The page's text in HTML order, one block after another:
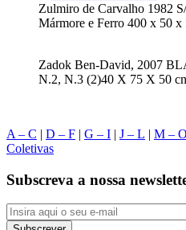
Zulmiro de Carvalho 1982
Mármore e Ferro 400 x 50 x
Zadok Ben-David, 2007
N.2, N.3 (2)40 X 75 X 50
A – C | D – F | G – I | J – L | M – O
Coletivas
Subscreva a nossa